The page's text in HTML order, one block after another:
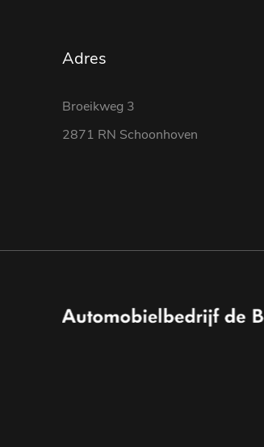
Adres
Broeikweg 3
2871 RN Schoonhoven